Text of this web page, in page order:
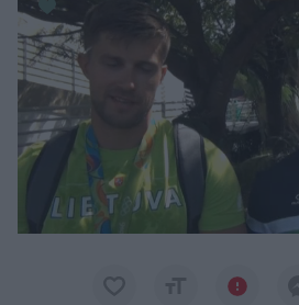
Paremkite Ukrainą